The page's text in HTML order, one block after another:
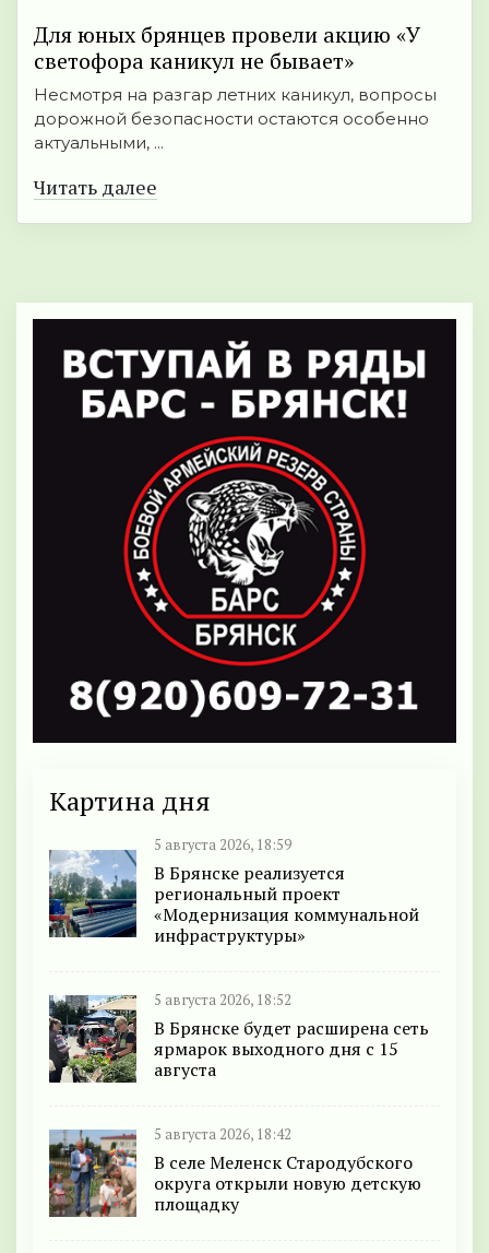
Для юных брянцев провели акцию «У
светофора каникул не бывает»
Несмотря на разгар летних каникул, вопросы
дорожной безопасности остаются особенно
актуальными, ...
Читать далее
Картина дня
5 августа 2026, 18:59
В Брянске реализуется
региональный проект
«Модернизация коммунальной
инфраструктуры»
5 августа 2026, 18:52
В Брянске будет расширена сеть
ярмарок выходного дня с 15
августа
5 августа 2026, 18:42
В селе Меленск Стародубского
округа открыли новую детскую
площадку